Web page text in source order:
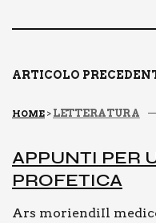
b
o
k
Li
k
ARTICOLO
HOME > LETTERATURA
APPUN­TI PER
PRO­FE­TI­CA
Ars moriendiIl